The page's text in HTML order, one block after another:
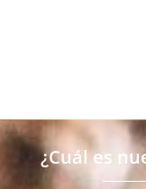
¿Cuál es